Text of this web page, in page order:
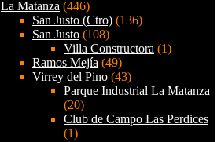
La Matanza (446)
San Justo (Ctro) (136)
San Justo (108)
Villa Constructora (1)
Ramos Mejía (49)
Virrey del Pino (43)
Parque Industrial La Matanza
(20)
Club de Campo Las Perdices
(1)